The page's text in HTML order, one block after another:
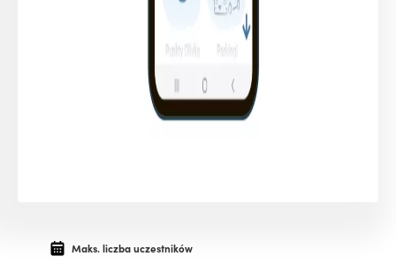
Maks. liczba uczestników